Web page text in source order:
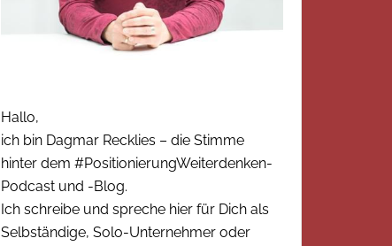
Hallo,
ich bin Dagmar Recklies – die Stimme
hinter dem #PositionierungWeiterdenken-
Podcast und -Blog.
Ich schreibe und spreche hier für Dich als
Selbständige, Solo-Unternehmer oder